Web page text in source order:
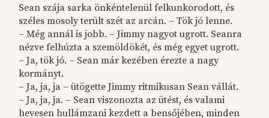
Sean szája sarka önkéntelenül felkunkorodott, és
széles mosoly terült szét az arcán. – Tök jó lenne.
– Még annál is jobb. – Jimmy nagyot ugrott. Seanra
nézve felhúzta a szemöldökét, és még egyet ugrott.
– Ja, tök jó. – Sean már kezében érezte a nagy
kormányt.
– Ja, ja, ja – ütögette Jimmy ritmikusan Sean vállát.
– Ja, ja, ja. – Sean viszonozta az ütést, és valami
hevesen hullámzani kezdett a bensőjében, minden